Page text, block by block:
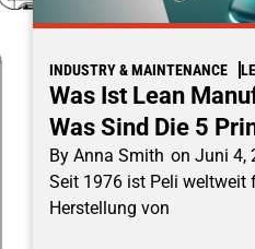
INDUSTRY & MAINTENANCE
Was Ist Lean
Was Sind Die 5
By Anna Smith on Juni 4,
Seit 1976 ist Peli weltweit
Herstellung von